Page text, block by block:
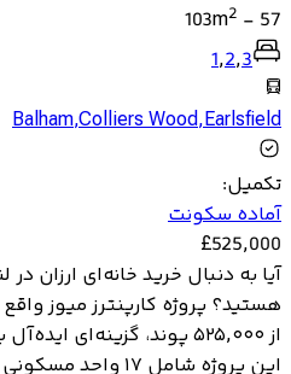
57
-
103m2
1,2,3
Balham,Colliers Wood,Earlsfield
تکمیل:
آماده سکونت
£525,000
هستید؟ پروژه کارپنترز میوز
از ۵۲۵,۰۰۰ پوند، گزینه‌ای
این پروژه شامل ۱۷